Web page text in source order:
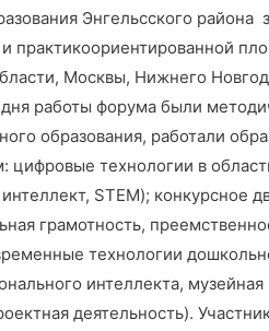
Энгельсского района
практикоориентированной
Москвы, Нижнего
работы форума были
образования, работали
технологии в
STEM); конкурсное
грамотность,
технологии
интеллекта, музейная
деятельность).